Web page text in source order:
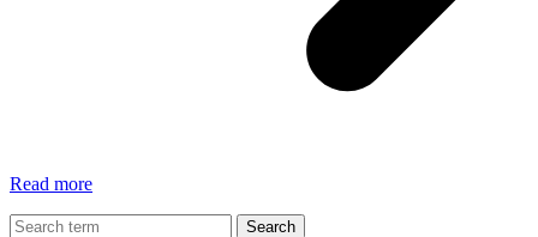
Read moreIl
della
Search